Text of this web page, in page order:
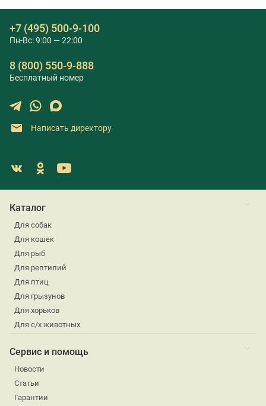
+7 (495) 500-9-100
Пн-Вс: 9:00 — 22:00
8 (800) 550-9-888
Бесплатный номер
Написать директору
Каталог
Для собак
Для кошек
Для рыб
Для рептилий
Для птиц
Для грызунов
Для хорьков
Для с/х животных
Сервис и помощь
Новости
Статьи
Гарантии